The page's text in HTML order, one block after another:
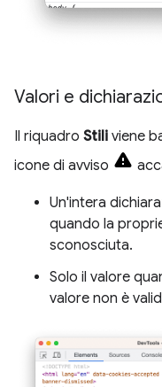
Valori e
Il riquadro Stili viene
icone di avviso
Un'intera
quando la
sconosciuta.
Solo il valore
valore non è